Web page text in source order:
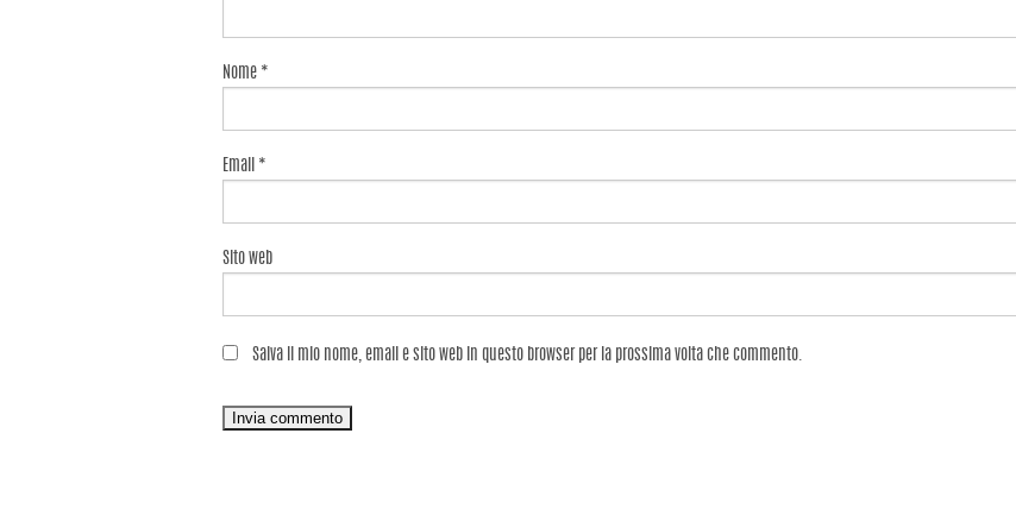
Nome *
Email *
Sito web
Salva il mio nome, email e sito web in questo browser per la prossima volta che commento.